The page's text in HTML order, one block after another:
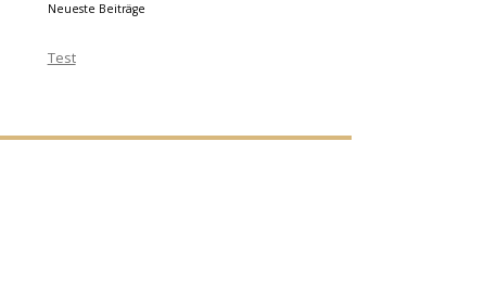
Neueste Beiträge
Test